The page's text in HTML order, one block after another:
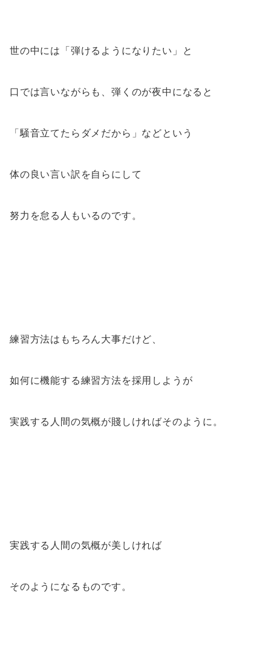
世の中には「弾けるようになりたい」と
口では言いながらも、弾くのが夜中になると
「騒音立てたらダメだから」などという
体の良い言い訳を自らにして
努力を怠る人もいるのです。
練習方法はもちろん大事だけど、
如何に機能する練習方法を採用しようが
実践する人間の気概が賤しければそのように。
実践する人間の気概が美しければ
そのようになるものです。